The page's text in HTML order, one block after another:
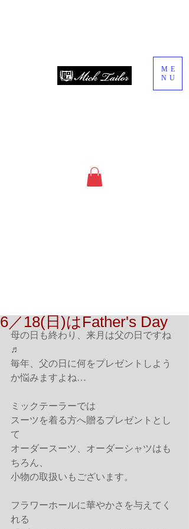
ME
NU
6／18(日)はFather's Day
母の日も終わり、来月は父の日ですね
♬
毎年、父の日に何をプレゼントしよう
か悩みますよね…
ミックテーラーでは
スーツを着る方へ贈るプレゼントとし
て
オーダースーツ、オーダーシャツはも
ちろん、
小物の取扱いもございます。
フラワーホールに華やかさを与えてく
れる